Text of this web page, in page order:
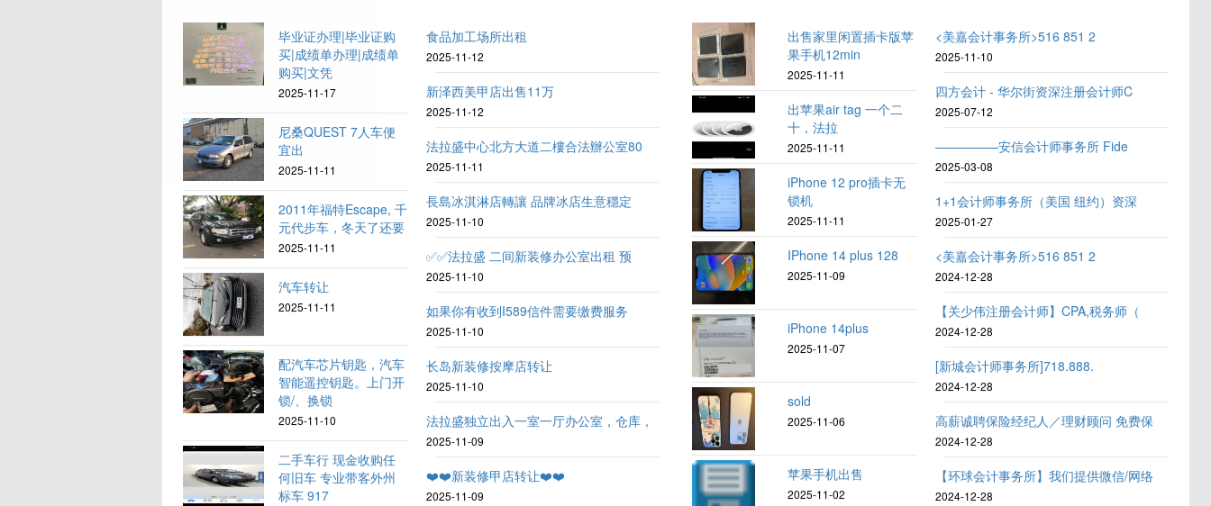
毕业证办理|毕业证购
买|成绩单办理|成绩单
购买|文凭
2025-11-17
尼桑QUEST 7人车便
宜出
2025-11-11
2011年福特Escape, 千
元代步车，冬天了还要
2025-11-11
汽车转让
2025-11-11
配汽车芯片钥匙，汽车
智能遥控钥匙。上门开
锁/、换锁
2025-11-10
二手车行 现金收购任
何旧车 专业带客外州
标车 917
食品加工场所出租
2025-11-12
新泽西美甲店出售11万
2025-11-12
法拉盛中心北方大道二樓合法辦公室80
2025-11-11
長島冰淇淋店轉讓 品牌冰店生意穩定
2025-11-10
✅✅法拉盛 二间新装修办公室出租 预
2025-11-10
如果你有收到I589信件需要缴费服务
2025-11-10
长岛新装修按摩店转让
2025-11-10
法拉盛独立出入一室一厅办公室，仓库，
2025-11-09
❤️❤️新装修甲店转让❤️❤️
2025-11-09
出售家里闲置插卡版苹
果手机12min
2025-11-11
出苹果air tag 一个二
十，法拉
2025-11-11
iPhone 12 pro插卡无
锁机
2025-11-11
IPhone 14 plus 128
2025-11-09
iPhone 14plus
2025-11-07
sold
2025-11-06
苹果手机出售
2025-11-02
<美嘉会计事务所>516 851 2
2025-11-10
四方会计 - 华尔街资深注册会计师C
2025-07-12
—————安信会计师事务所 Fide
2025-03-08
1+1会计师事务所（美国 纽约）资深
2025-01-27
<美嘉会计事务所>516 851 2
2024-12-28
【关少伟注册会计师】CPA,税务师（
2024-12-28
[新城会计师事务所]718.888.
2024-12-28
高薪诚聘保险经纪人／理财顾问 免费保
2024-12-28
【环球会计事务所】我们提供微信/网络
2024-12-28